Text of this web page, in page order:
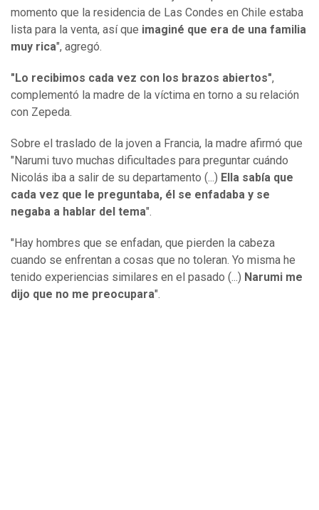
momento que la residencia de Las Condes en Chile estaba
lista para la venta, así que imaginé que era de una familia
muy rica", agregó.
"Lo recibimos cada vez con los brazos abiertos",
complementó la madre de la víctima en torno a su relación
con Zepeda.
Sobre el traslado de la joven a Francia, la madre afirmó que
"Narumi tuvo muchas dificultades para preguntar cuándo
Nicolás iba a salir de su departamento (...) Ella sabía que
cada vez que le preguntaba, él se enfadaba y se
negaba a hablar del tema".
"Hay hombres que se enfadan, que pierden la cabeza
cuando se enfrentan a cosas que no toleran. Yo misma he
tenido experiencias similares en el pasado (...) Narumi me
dijo que no me preocupara".